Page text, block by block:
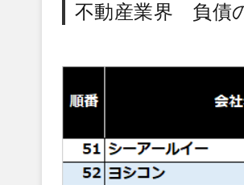
不動産業界 負債